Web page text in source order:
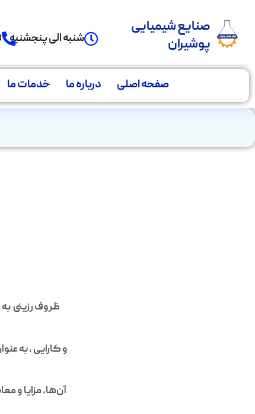
صنایع شیمیایی
پوشیران
شنبه الی پنجشنبه
صفحه اصلی درباره ما خدمات ما
ظروف رزینی
و کارایی ، به
آن‌ها، مزایا و